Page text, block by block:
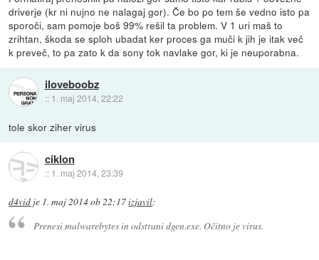
driverje (kr ni nujno ne nalagaj gor). Če bo po tem še vedno isto pa
sporoči, sam pomoje boš 99% rešil ta problem. V 1 uri maš to
zrihtan, škoda se sploh ubadat ker proces ga muči k jih je itak več
k preveč, to pa zato k da sony tok navlake gor, ki je neuporabna.
iloveboobz
:: 1. maj 2014, 22:22
tole skor ziher virus
ciklon
:: 1. maj 2014, 23:39
d4vid je 1. maj 2014 ob 22:17izjavil:
Prenesi malwarebytes in odstrani dgen.exe. Očitno je virus.